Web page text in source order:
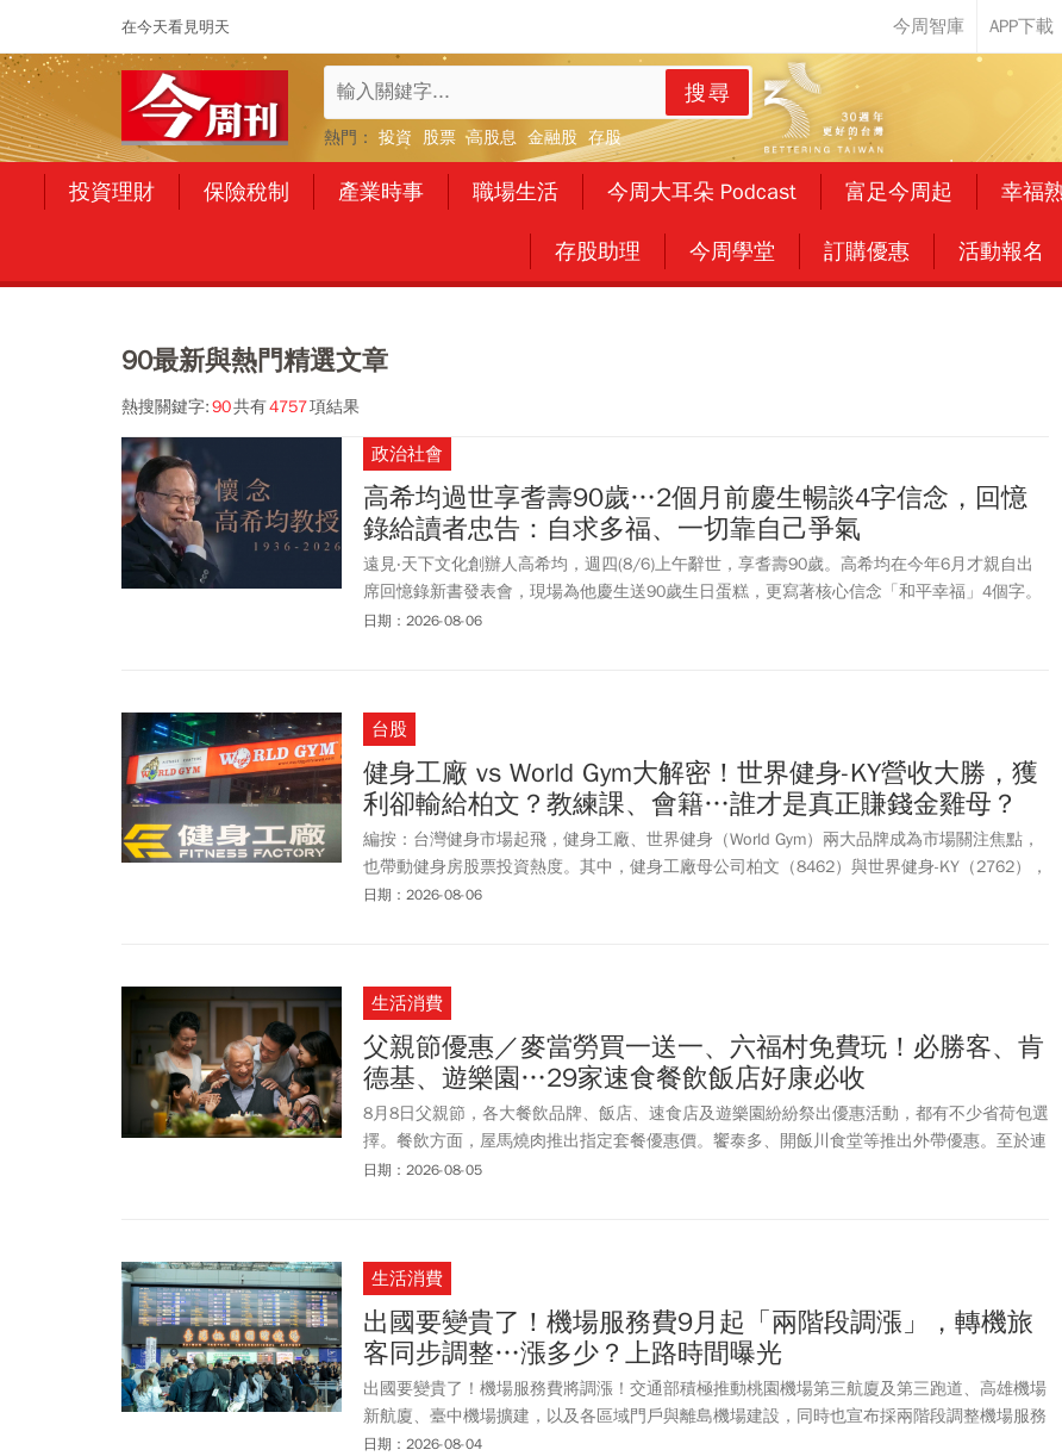
在今天看見明天
搜尋
熱門： 投資 股票 高股息 金融股 存股
投資理財 保險稅制 產業時事 職場生活 今周大耳朵 Podcast 富足今周起 幸福
存股助理 今周學堂 訂購優惠 活動報名
90最新與熱門精選文章
熱搜關鍵字:90共有4757項結果
政治社會
高希均過世享耆壽90歲…2個月前慶生暢談4字信念，回憶
錄給讀者忠告：自求多福、一切靠自己爭氣
遠見‧天下文化創辦人高希均，週四(8/6)上午辭世，享耆壽90歲。高希均在今年6月才親自出
席回憶錄新書發表會，現場為他慶生送90歲生日蛋糕，更寫著核心信念「和平幸福」4個字。
當天高希均回顧一生分享，自己從童年經歷戰亂流離、到台灣及美國創業及讀書，成就學術與
日期：2026-08-06
台股
健身工廠 vs World Gym大解密！世界健身-KY營收大勝，獲
利卻輸給柏文？教練課、會籍…誰才是真正賺錢金雞母？
編按：台灣健身市場起飛，健身工廠、世界健身（World Gym）兩大品牌成為市場關注焦點，
也帶動健身房股票投資熱度。其中，健身工廠母公司柏文（8462）與世界健身-KY（2762），
是台股市場最具代表性的兩大健身企業，但兩家公司採取截然不同的經營模式，也走出完全不
大，但柏文近年在營收成長率、毛利率與營業利益率上，卻全面勝出。究竟健身工廠與世界健
身（World Gym）誰更具投資價值？本文將從營收結構、商業模式、展店策略與估值比較，深
入拆解台灣兩大健身品牌的競爭版圖。
日期：2026-08-06
生活消費
父親節優惠／麥當勞買一送一、六福村免費玩！必勝客、肯
德基、遊樂園…29家速食餐飲飯店好康必收
8月8日父親節，各大餐飲品牌、飯店、速食店及遊樂園紛紛祭出優惠活動，都有不少省荷包選
擇。餐飲方面，屋馬燒肉推出指定套餐優惠價。饗泰多、開飯川食堂等推出外帶優惠。至於連
鎖餐飲集團，例如：王品集團、瓦城集團等餐飲品牌，也推出贈菜、套餐優惠及會員活動等多
大麥克沾醬、指定飲品買一送一。還有肯德基、必勝客、漢堡王等通通幫你省荷包，也討老爸
歡心。至於親子同樂活動：小人國、六福村、義大遊樂世界、宜蘭國際童玩藝術節，同步推出
88節優惠！六福村在8/8至8/9，只要爸爸本人出示相關證件可「免費入園」。《今周刊》整
理各項父親節優惠活動，來看看連鎖餐飲集團、飯店餐廳、遊樂園推出哪些活動？
日期：2026-08-05
生活消費
出國要變貴了！機場服務費9月起「兩階段調漲」，轉機旅
客同步調整…漲多少？上路時間曝光
出國要變貴了！機場服務費將調漲！交通部積極推動桃園機場第三航廈及第三跑道、高雄機場
新航廈、臺中機場擴建，以及各區域門戶與離島機場建設，同時也宣布採兩階段調整機場服務
費，其中第一階段(2026/9/1-2028/8/31)將調整為750元，第二階段(2028/9/1起)將調整為
日期：2026-08-04